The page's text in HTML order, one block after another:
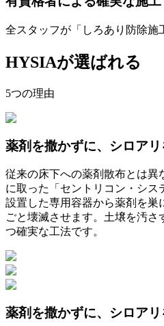
全スタッフが「しろあり防除施
HYSIAが選ばれる
5つの理由
薬剤を撒かずに、シロア
従来の床下への薬剤散布とは異
に取った「セントリコン・シス
設置した専用容器から薬剤を巣
ごと壊滅させます。土壌を汚
つ確実な工法です。
薬剤を撒かずに、シロア